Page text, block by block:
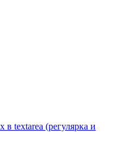
textarea (регулярка и